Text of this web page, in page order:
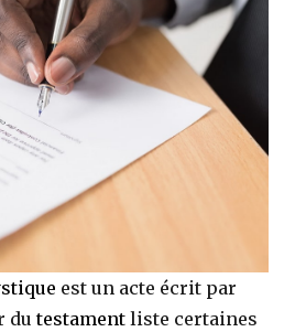
est un acte écrit par
dutestament liste certaines